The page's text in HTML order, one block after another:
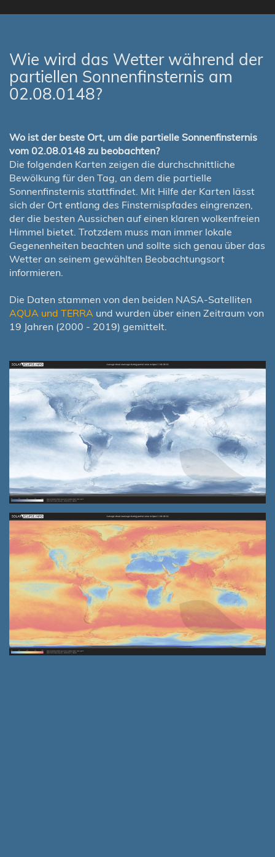
Wie wird das Wetter während der
partiellen Sonnenfinsternis am
02.08.0148?
Wo ist der beste Ort, um die partielle Sonnenfinsternis
vom 02.08.0148 zu beobachten?
Die folgenden Karten zeigen die durchschnittliche
Bewölkung für den Tag, an dem die partielle
Sonnenfinsternis stattfindet. Mit Hilfe der Karten lässt
sich der Ort entlang des Finsternispfades eingrenzen,
der die besten Aussichen auf einen klaren wolkenfreien
Himmel bietet. Trotzdem muss man immer lokale
Gegenenheiten beachten und sollte sich genau über das
Wetter an seinem gewählten Beobachtungsort
informieren.
Die Daten stammen von den beiden NASA-Satelliten
AQUA und TERRA und wurden über einen Zeitraum von
19 Jahren (2000 - 2019) gemittelt.